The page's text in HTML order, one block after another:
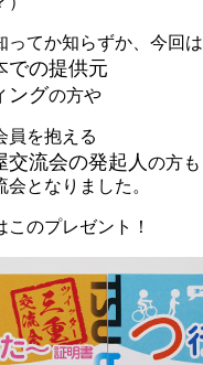
ってか知らずか、今回は
での提供元
ングの方や
員を抱える
交流会の発起人の方も
となりました。
のプレゼント！